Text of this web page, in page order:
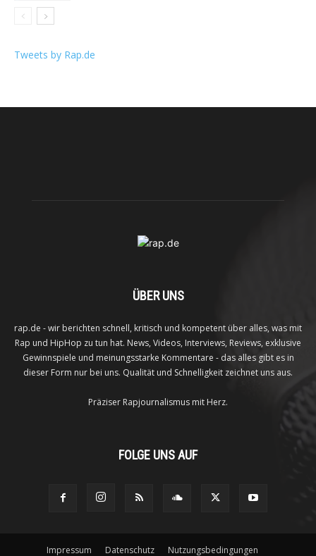
Tweets by Rap.de
ÜBER UNS
rap.de - wir berichten schnell, kritisch und kompetent über alles, was mit
Rap und HipHop zu tun hat. News, Videos, Interviews, Reviews, exklusive
Gewinnspiele und meinungsstarke Kommentare - das alles gibt es in
dieser Form nur bei uns. Qualität und Schnelligkeit zeichnet uns aus.
Präziser Rapjournalismus mit Herz.
FOLGE UNS AUF
Impressum Datenschutz Nutzungsbedingungen